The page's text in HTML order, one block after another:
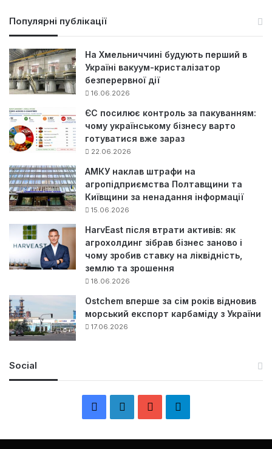
Популярні публікації
На Хмельниччині будують перший в
Україні вакуум-кристалізатор
безперервної дії
16.06.2026
ЄС посилює контроль за пакуванням:
чому українському бізнесу варто
готуватися вже зараз
22.06.2026
АМКУ наклав штрафи на
агропідприємства Полтавщини та
Київщини за ненадання інформації
15.06.2026
HarvEast після втрати активів: як
агрохолдинг зібрав бізнес заново і
чому зробив ставку на ліквідність,
землю та зрошення
18.06.2026
Ostchem вперше за сім років відновив
морський експорт карбаміду з України
17.06.2026
Social